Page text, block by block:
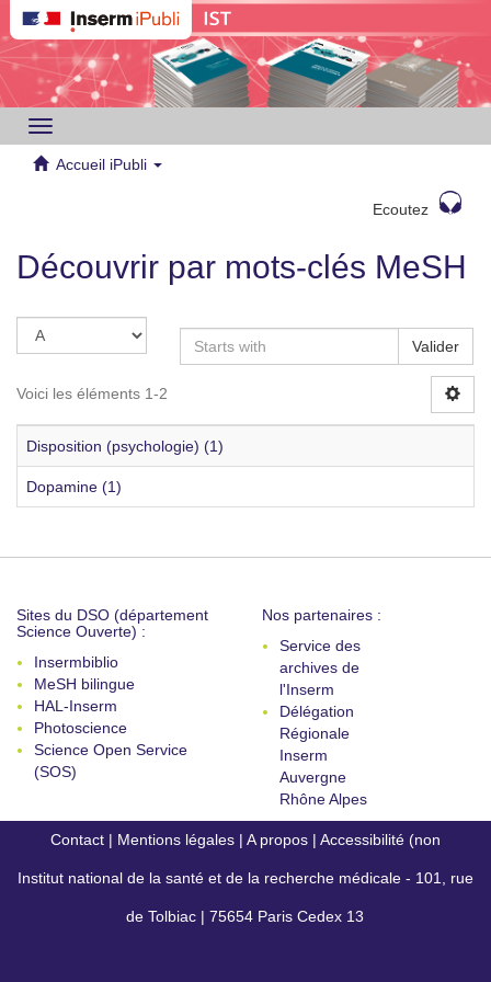
Toggle
navigation
Accueil iPubli
Ecoutez
Découvrir par mots-clés MeSH
Valider
Voici les éléments 1-2
Disposition (psychologie) (1)
Dopamine (1)
Sites du DSO (département
Science Ouverte) :
Insermbiblio
MeSH bilingue
HAL-Inserm
Photoscience
Science Open Service
(SOS)
Nos partenaires :
Service des
archives de
l'Inserm
Délégation
Régionale
Inserm
Auvergne
Rhône Alpes
Contact | Mentions légales | A propos | Accessibilité (non
conforme)
Institut national de la santé et de la recherche médicale - 101, rue
de Tolbiac | 75654 Paris Cedex 13